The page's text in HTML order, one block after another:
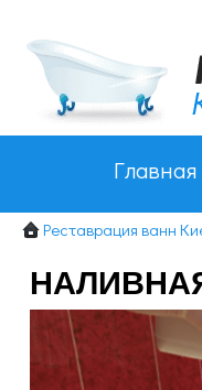
Главная
Реставрация ванн